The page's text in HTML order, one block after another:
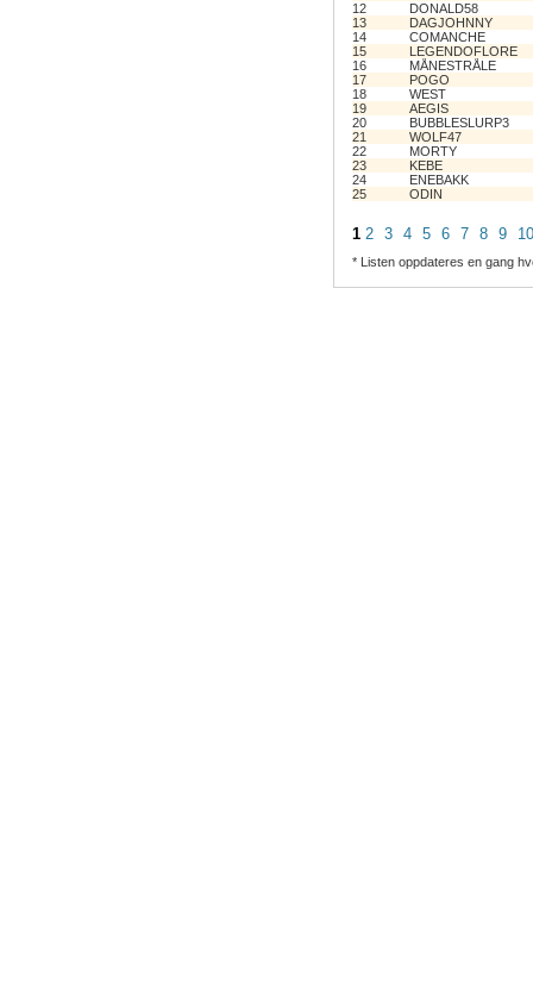
12
DONALD58
13
DAGJOHNNY
14
COMANCHE
15
LEGENDOFLORE
16
MÅNESTRÅLE
17
POGO
18
WEST
19
AEGIS
20
BUBBLESLURP3
21
WOLF47
22
MORTY
23
KEBE
24
ENEBAKK
25
ODIN
1 2 3 4 5 6 7 8 9 10
* Listen oppdateres en gang